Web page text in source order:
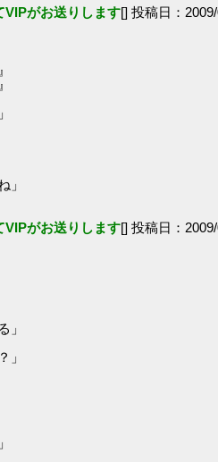
VIPがお送りします[] 投稿日：
」
VIPがお送りします[] 投稿日：
」
」